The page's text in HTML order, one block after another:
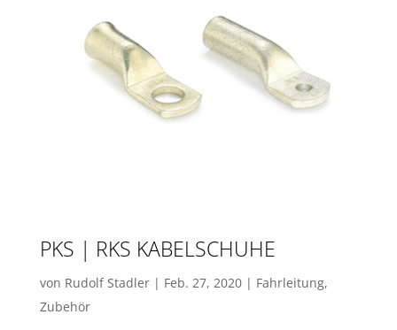
PKS | RKS KABELSCHUHE
von Rudolf Stadler| Feb. 27, 2020| Fahrleitung,
Zubehör